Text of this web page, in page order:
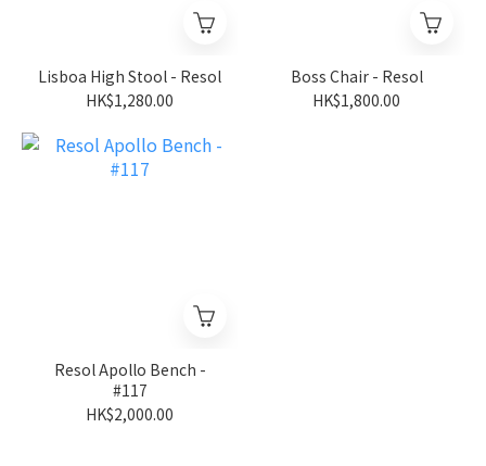
Lisboa High Stool - Resol
HK$1,280.00
Boss Chair - Resol
HK$1,800.00
Resol Apollo Bench -
#117
HK$2,000.00